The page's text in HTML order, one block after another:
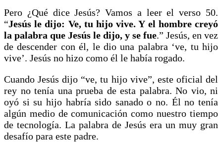
Pero ¿Qué dice Jesús? Vamos a leer el verso 50.
“Jesús le dijo: Ve, tu hijo vive. Y el hombre creyó
la palabra que Jesús le dijo, y se fue.” Jesús, en vez
de descender con él, le dio una palabra ‘ve, tu hijo
vive’. Jesús no hizo como él le había rogado.
Cuando Jesús dijo “ve, tu hijo vive”, este oficial del
rey no tenía una prueba de esta palabra. No vio, ni
oyó si su hijo habría sido sanado o no. Él no tenía
algún medio de comunicación como nuestro tiempo
de tecnología. La palabra de Jesús era un muy gran
desafío para este padre.